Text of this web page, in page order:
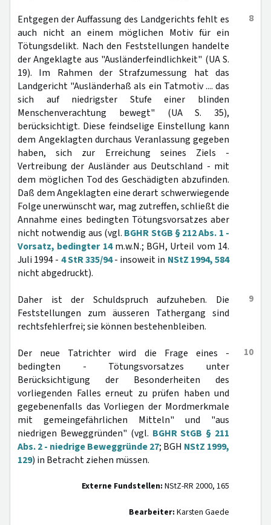
8
Entgegen der Auffassung des Landgerichts fehlt es
auch nicht an einem möglichen Motiv für ein
Tötungsdelikt. Nach den Feststellungen handelte
der Angeklagte aus "Ausländerfeindlichkeit" (UA S.
19). Im Rahmen der Strafzumessung hat das
Landgericht "Ausländerhaß als ein Tatmotiv .... das
sich auf niedrigster Stufe einer blinden
Menschenverachtung bewegt" (UA S. 35),
berücksichtigt. Diese feindselige Einstellung kann
dem Angeklagten durchaus Veranlassung gegeben
haben, sich zur Erreichung seines Ziels -
Vertreibung der Ausländer aus Deutschland - mit
dem möglichen Tod des Geschädigten abzufinden.
Daß dem Angeklagten eine derart schwerwiegende
Folge unerwünscht war, mag zutreffen, schließt die
Annahme eines bedingten Tötungsvorsatzes aber
nicht notwendig aus (vgl. BGHR StGB § 212 Abs. 1 -
Vorsatz, bedingter 14m.w.N.; BGH, Urteil vom 14.
Juli 1994 - 4 StR 335/94- insoweit in NStZ 1994, 584
nicht abgedruckt).
9
Daher ist der Schuldspruch aufzuheben. Die
Feststellungen zum äusseren Tathergang sind
rechtsfehlerfrei; sie können bestehenbleiben.
10
Der neue Tatrichter wird die Frage eines -
bedingten - Tötungsvorsatzes unter
Berücksichtigung der Besonderheiten des
vorliegenden Falles erneut zu prüfen haben und
gegebenenfalls das Vorliegen der Mordmerkmale
mit gemeingefährlichen Mitteln" und "aus
niedrigen Beweggründen" (vgl. BGHR StGB § 211
Abs. 2 - niedrige Beweggründe 27; BGH NStZ 1999,
129) in Betracht ziehen müssen.
Externe Fundstellen: NStZ-RR 2000, 165
Bearbeiter: Karsten Gaede